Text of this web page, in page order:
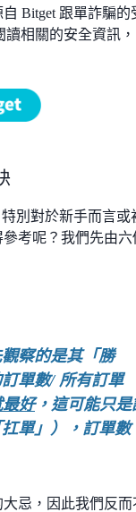
Bitget 跟單詐騙的
讀相關的安全資訊
別對於新手而言或
考呢？我們先由六
察的是其「勝
單數/ 所有訂單
好，這可能只是
單」），訂單數
忌，因此我們反而